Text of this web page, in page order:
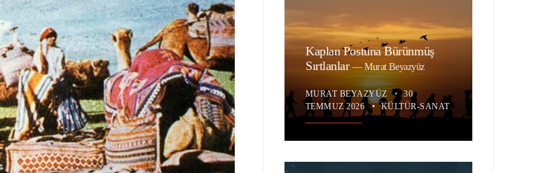
Kaplan Postuna Bürünmüş
Sırtlanlar—Murat Beyazyüz
MURAT BEYAZYÜZ •
30
TEMMUZ 2026 • KÜLTÜR-SANAT